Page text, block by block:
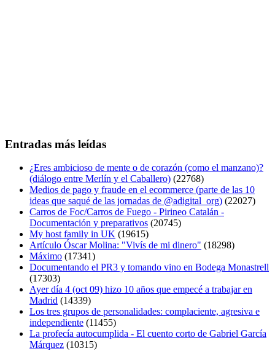
Entradas más leídas
¿Eres ambicioso de mente o de corazón (como el manzano)?
(diálogo entre Merlín y el Caballero) (22768)
Medios de pago y fraude en el ecommerce (parte de las 10
ideas que saqué de las jornadas de @adigital_org) (22027)
Carros de Foc/Carros de Fuego - Pirineo Catalán -
Documentación y preparativos (20745)
My host family in UK (19615)
Artículo Óscar Molina: "Vivís de mi dinero" (18298)
Máximo (17341)
Documentando el PR3 y tomando vino en Bodega Monastrell
(17303)
Ayer día 4 (oct 09) hizo 10 años que empecé a trabajar en
Madrid (14339)
Los tres grupos de personalidades: complaciente, agresiva e
independiente (11455)
La profecía autocumplida - El cuento corto de Gabriel García
Márquez (10315)